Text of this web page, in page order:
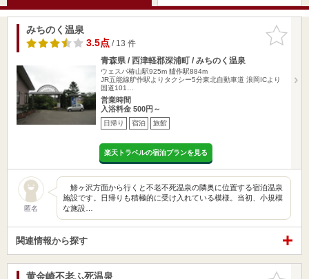
お気に入
りに追加
みちのく温泉
3.5点/ 13 件
青森県 / 西津軽郡深浦町 / みちのく温泉
ウェスパ椿山駅925m 艫作駅884m
JR五能線舮作駅よりタクシー5分東北自動車道 浪岡ICより
国道101…
営業時間
入浴料金 500円～
日帰り 宿泊 旅館
楽天トラベルの宿泊プランを見る
匿名
鯵ヶ沢方面から行くと不老不死温泉の隣奥に位置する宿泊温泉
施設です。日帰りも積極的に受け入れている模様。当初、小規模
な施設…
関連情報から探す
お気に入
黄金崎不老ふ死温泉